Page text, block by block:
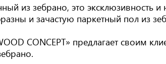
из зебрано, это эксклюзивность
и зачастую паркетный пол из
CONCEPT» предлагает своим